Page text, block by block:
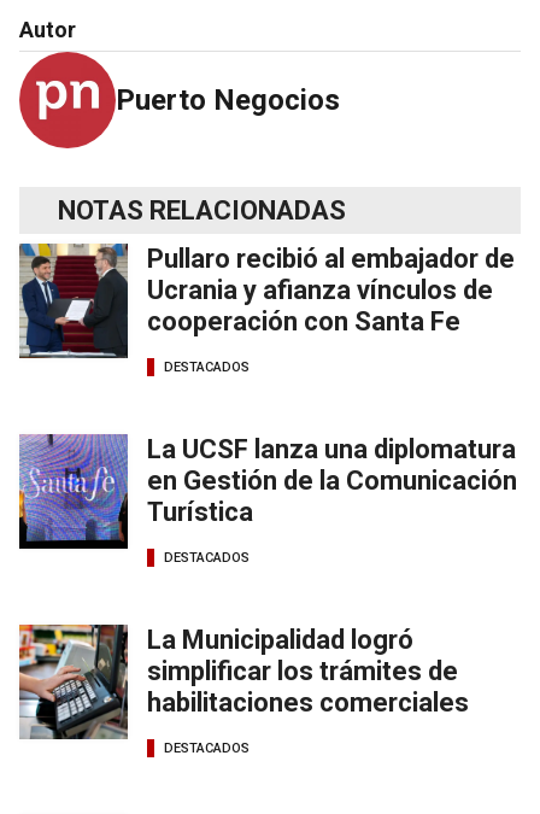
Autor
Puerto Negocios
NOTAS RELACIONADAS
Pullaro recibió al embajador de
Ucrania y afianza vínculos de
cooperación con Santa Fe
DESTACADOS
La UCSF lanza una diplomatura
en Gestión de la Comunicación
Turística
DESTACADOS
La Municipalidad logró
simplificar los trámites de
habilitaciones comerciales
DESTACADOS